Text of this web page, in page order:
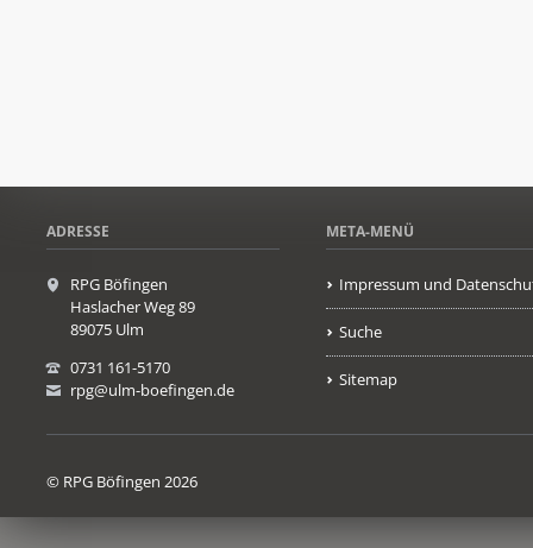
ADRESSE
RPG Böfingen
Haslacher Weg 89
89075 Ulm
0731 161-5170
rpg@ulm-boefingen.de
META-MENÜ
Impressum und
Suche
Sitemap
© RPG Böfingen 2026